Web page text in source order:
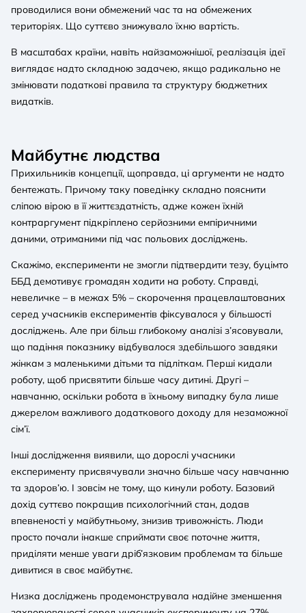
проводилися вони обмежений час та на обмежених
територіях. Що суттєво знижувало їхню вартість.
В масштабах країни, навіть найзаможнішої, реалізація ідеї
виглядає надто складною задачею, якщо радикально не
змінювати податкові правила та структуру бюджетних
видатків.
Майбутнє людства
Прихильників концепції, щоправда, ці аргументи не надто
бентежать. Причому таку поведінку складно пояснити
сліпою вірою в її життєздатність, адже кожен їхній
контраргумент підкріплено серйозними емпіричними
даними, отриманими під час польових досліджень.
Скажімо, експерименти не змогли підтвердити тезу, буцімто
ББД демотивує громадян ходити на роботу. Справді,
невеличке – в межах 5% – скорочення працевлаштованих
серед учасників експериментів фіксувалося у більшості
досліджень. Але при більш глибокому аналізі з’ясовували,
що падіння показнику відбувалося здебільшого завдяки
жінкам з маленькими дітьми та підліткам. Перші кидали
роботу, щоб присвятити більше часу дитині. Другі –
навчанню, оскільки робота в їхньому випадку була лише
джерелом важливого додаткового доходу для незаможної
сім’ї.
Інші дослідження виявили, що дорослі учасники
експерименту присвячували значно більше часу навчанню
та здоров’ю. І зовсім не тому, що кинули роботу. Базовий
дохід суттєво покращив психологічний стан, додав
впевненості у майбутньому, знизив тривожність. Люди
просто почали інакше сприймати своє поточне життя,
приділяти менше уваги дріб’язковим проблемам та більше
дивитися в своє майбутнє.
Низка досліджень продемонструвала надійне зменшення